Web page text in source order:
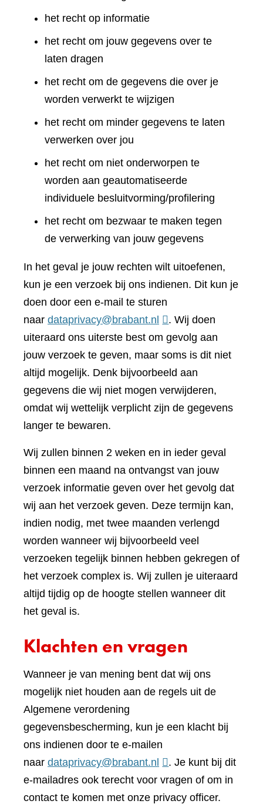
het recht op informatie
het recht om jouw gegevens over te
laten dragen
het recht om de gegevens die over je
worden verwerkt te wijzigen
het recht om minder gegevens te laten
verwerken over jou
het recht om niet onderworpen te
worden aan geautomatiseerde
individuele besluitvorming/profilering
het recht om bezwaar te maken tegen
de verwerking van jouw gegevens
In het geval je jouw rechten wilt uitoefenen,
kun je een verzoek bij ons indienen. Dit kun je
doen door een e-mail te sturen
naar dataprivacy@brabant.nl
. Wij doen
uiteraard ons uiterste best om gevolg aan
jouw verzoek te geven, maar soms is dit niet
altijd mogelijk. Denk bijvoorbeeld aan
gegevens die wij niet mogen verwijderen,
omdat wij wettelijk verplicht zijn de gegevens
langer te bewaren.
Wij zullen binnen 2 weken en in ieder geval
binnen een maand na ontvangst van jouw
verzoek informatie geven over het gevolg dat
wij aan het verzoek geven. Deze termijn kan,
indien nodig, met twee maanden verlengd
worden wanneer wij bijvoorbeeld veel
verzoeken tegelijk binnen hebben gekregen of
het verzoek complex is. Wij zullen je uiteraard
altijd tijdig op de hoogte stellen wanneer dit
het geval is.
Klachten en vragen
Wanneer je van mening bent dat wij ons
mogelijk niet houden aan de regels uit de
Algemene verordening
gegevensbescherming, kun je een klacht bij
ons indienen door te e-mailen
naar dataprivacy@brabant.nl
. Je kunt bij dit
e-mailadres ook terecht voor vragen of om in
contact te komen met onze privacy officer.